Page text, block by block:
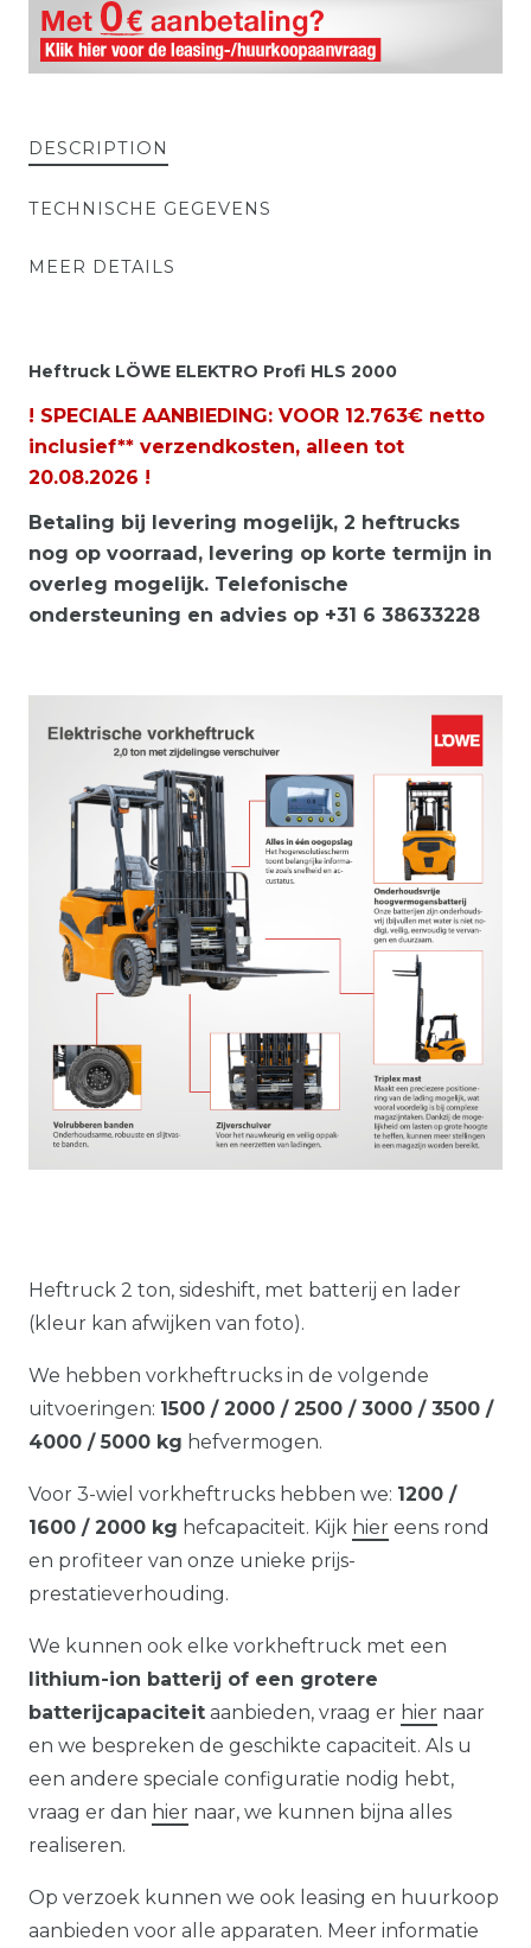
DESCRIPTION
TECHNISCHE GEGEVENS
MEER DETAILS
Heftruck LÖWE ELEKTRO Profi HLS 2000
! SPECIALE AANBIEDING: VOOR 12.763€ netto
inclusief** verzendkosten, alleen tot
20.08.2026 !
Betaling bij levering mogelijk, 2 heftrucks
nog op voorraad, levering op korte termijn in
overleg mogelijk. Telefonische
ondersteuning en advies op +31 6 38633228
Heftruck 2 ton, sideshift, met batterij en lader
(kleur kan afwijken van foto).
We hebben vorkheftrucks in de volgende
uitvoeringen: 1500 / 2000 / 2500 / 3000 / 3500 /
4000 / 5000 kg hefvermogen.
Voor 3-wiel vorkheftrucks hebben we: 1200 /
1600 / 2000 kg hefcapaciteit. Kijk hier eens rond
en profiteer van onze unieke prijs-
prestatieverhouding.
We kunnen ook elke vorkheftruck met een
lithium-ion batterij of een grotere
batterijcapaciteit aanbieden, vraag er hier naar
en we bespreken de geschikte capaciteit. Als u
een andere speciale configuratie nodig hebt,
vraag er dan hier naar, we kunnen bijna alles
realiseren.
Op verzoek kunnen we ook leasing en huurkoop
aanbieden voor alle apparaten. Meer informatie